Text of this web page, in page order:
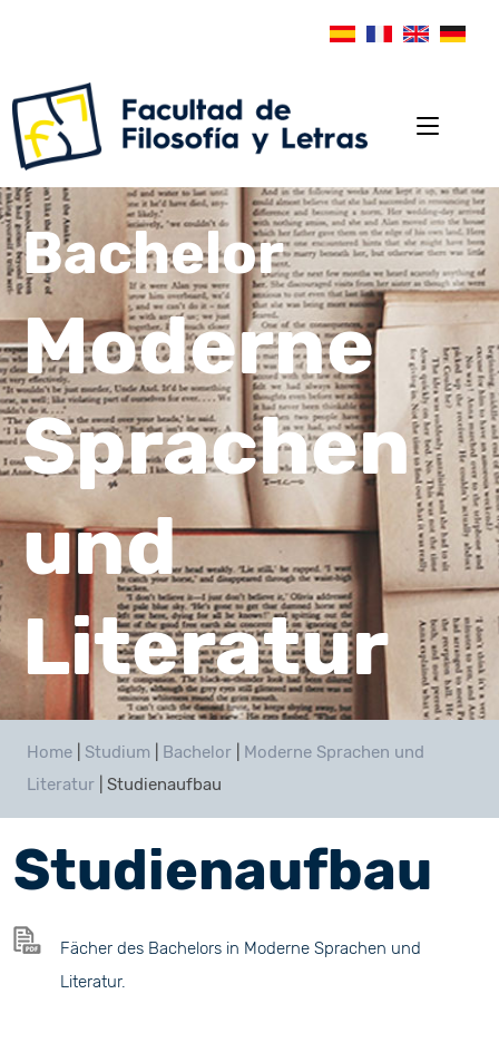
Bachelor
Moderne
Sprachen
und
Literatur
Home Studium Bachelor
Moderne Sprachen und
Literatur
Studienaufbau
Studienaufbau
Fächer des Bachelors in Moderne Sprachen und
Literatur.